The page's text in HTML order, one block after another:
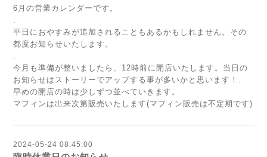
6月の営業カレンダーです。
.
平日におやすみが追加されることもあるかもしれません。その
都度お知らせいたします。
.
今月も準備が整いましたら、12時前に開店いたします。当日の
お知らせはストーリーでアップする事が多いかと思います！.
早めの開店の時は少しずつ並べていきます。
マフィンは出来次第販売いたします(マフィン販売は不定期です)
2024-05-24 08:45:00